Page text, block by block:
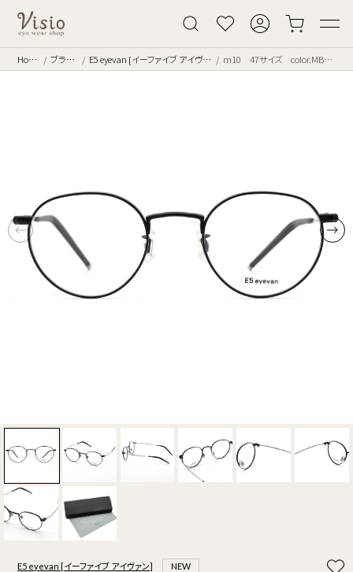
Home ブランド E5 eyevan [イーファイブ アイヴァン] m10 47サイズ color.MBK/ST
E5 eyevan [イーファイブ アイヴァン] NEW